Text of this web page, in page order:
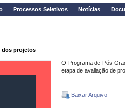
Processos Seletivos Notícias
dos projetos
O Programa de Pós-
etapa de avaliação de
Baixar Arquivo